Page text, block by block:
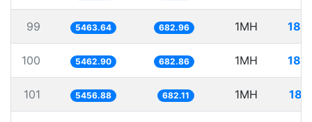
99 5463.64 682.96 1MH
100 5462.90 682.86 1MH
101 5456.88 682.11 1MH